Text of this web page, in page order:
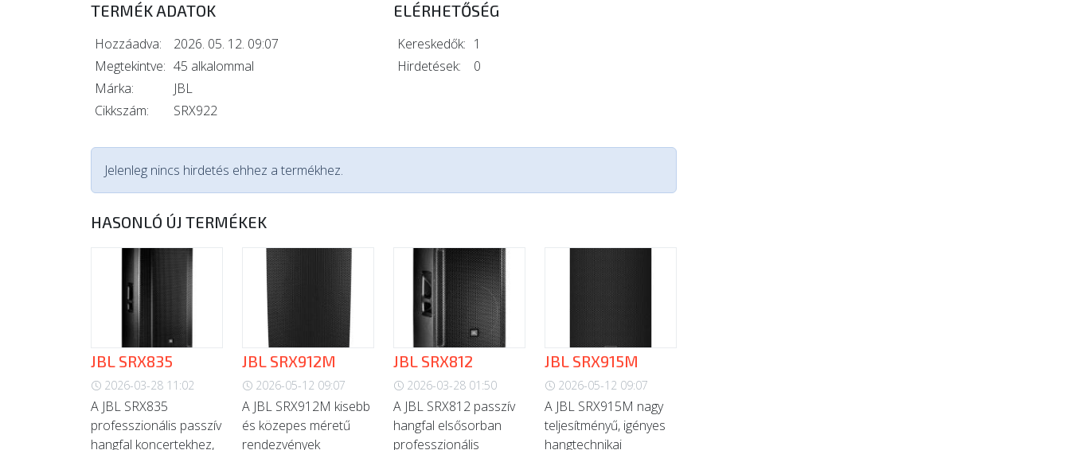
TERMÉK ADATOK
Hozzáadva:
2026. 05. 12. 09:07
Megtekintve: 45 alkalommal
Márka:
JBL
Cikkszám:
SRX922
ELÉRHETŐSÉG
Kereskedők: 1
Hirdetések:
0
Jelenleg nincs hirdetés ehhez a termékhez.
HASONLÓ ÚJ TERMÉKEK
JBL SRX835
2026-03-28 11:02
A JBL SRX835
professzionális passzív
hangfal koncertekhez,
JBL SRX912M
2026-05-12 09:07
A JBL SRX912M kisebb
és közepes méretű
rendezvények
JBL SRX812
2026-03-28 01:50
A JBL SRX812 passzív
hangfal elsősorban
professzionális
JBL SRX915M
2026-05-12 09:07
A JBL SRX915M nagy
teljesítményű, igényes
hangtechnikai